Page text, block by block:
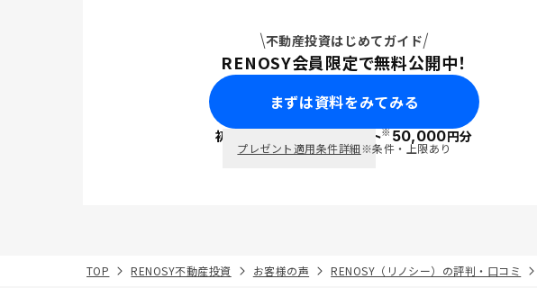
不動産投資はじめてガイド
RENOSY会員限定で無料公開中！
まずは資料をみてみる
初回面談で ポイント※50,000円分
プレゼント適用条件詳細※条件・上限あり
TOP RENOSY不動産投資 お客様の声 RENOSY（リノシー）の評判・口コミ